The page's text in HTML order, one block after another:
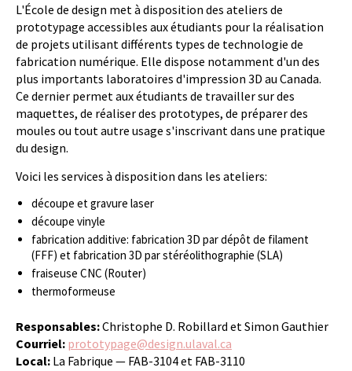
L'École de design met à disposition des ateliers de
prototypage accessibles aux étudiants pour la réalisation
de projets utilisant différents types de technologie de
fabrication numérique. Elle dispose notamment d'un des
plus importants laboratoires d'impression 3D au Canada.
Ce dernier permet aux étudiants de travailler sur des
maquettes, de réaliser des prototypes, de préparer des
moules ou tout autre usage s'inscrivant dans une pratique
du design.
Voici les services à disposition dans les ateliers:
découpe et gravure laser
découpe vinyle
fabrication additive: fabrication 3D par dépôt de filament
(FFF) et fabrication 3D par stéréolithographie (SLA)
fraiseuse CNC (Router)
thermoformeuse
Responsables:Christophe D. Robillard et Simon Gauthier
Courriel: prototypage@design.ulaval.ca
Local: La Fabrique — FAB-3104 et FAB-3110